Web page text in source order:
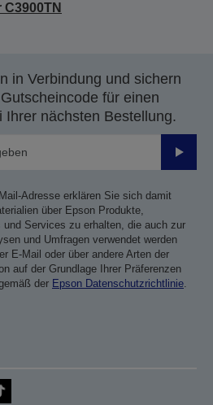
in Verbindung und sichern
für einen
Ihrer nächsten Bestellung.
Adresse erklären Sie sich damit
über Epson Produkte,
Services zu erhalten, die auch zur
und Umfragen verwendet werden
E-Mail oder über andere Arten der
auf der Grundlage Ihrer Präferenzen
der Epson Datenschutzrichtlinie.